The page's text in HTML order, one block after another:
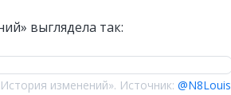
выглядела так:
изменений». Источник: @N8Louis